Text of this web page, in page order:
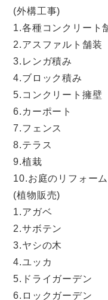
(外構工事)
1.各種コンクリート
2.アスファルト舗装
3.レンガ積み
4.ブロック積み
5.コンクリート擁壁
6.カーポート
7.フェンス
8.テラス
9.植栽
10.お庭のリフォーム
(植物販売)
1.アガベ
2.サボテン
3.ヤシの木
4.ユッカ
5.ドライガーデン
6.ロックガーデン